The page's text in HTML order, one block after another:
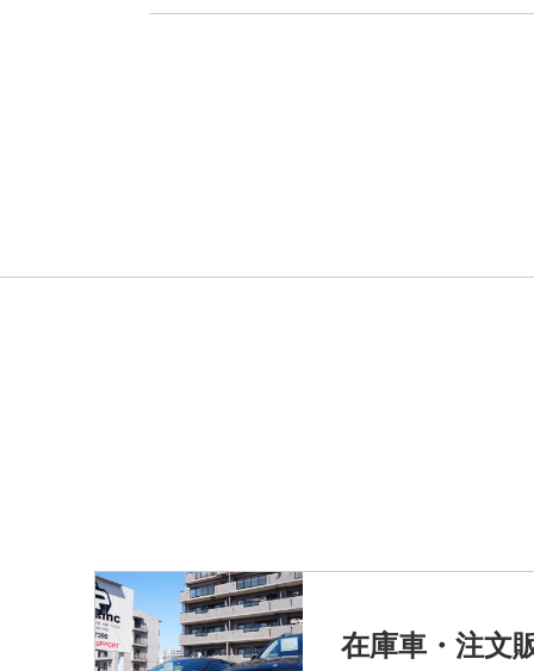
在庫車・注文